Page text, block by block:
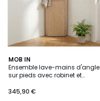
MOB IN
Ensemble lave-mains d'angle
sur pieds avec robinet et
345,90 €
2
Couleurs